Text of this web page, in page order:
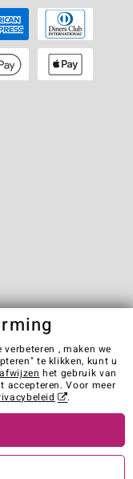
Cookies
herroepen
, maken we
te klikken, kunt u
afwijzen het gebruik van
accepteren. Voor meer
.